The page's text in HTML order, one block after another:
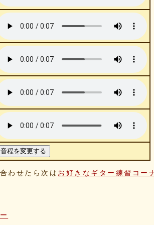
わせたら次は お好きなギター練習コー